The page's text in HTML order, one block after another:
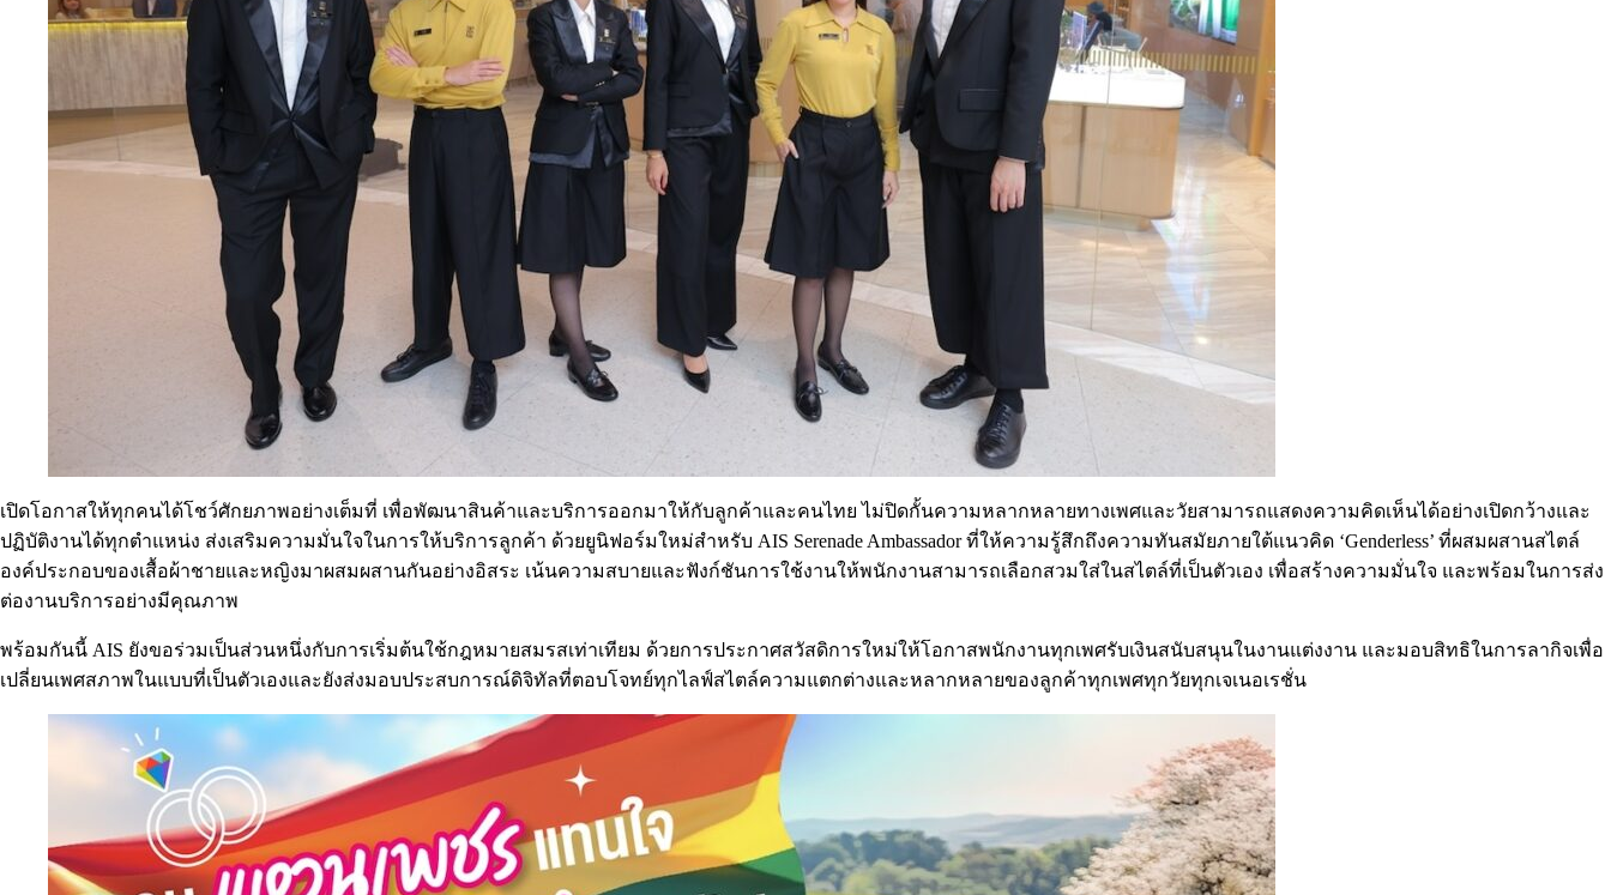
เปิดโอกาสให้ทุกคนได้โชว์ศักยภาพอย่างเต็มที่ เพื่อพัฒนาสินค้าและบริการออกมาให้กับลูกค้าและคนไทย ไม่ปิดกั้นความหลากหลายทางเพศและวัยสามารถแสดงความคิดเห็นได้อย่างเปิดกว้างและ
ปฏิบัติงานได้ทุกตำแหน่ง ส่งเสริมความมั่นใจในการให้บริการลูกค้า ด้วยยูนิฟอร์มใหม่สำหรับ AIS Serenade Ambassador ที่ให้ความรู้สึกถึงความทันสมัยภายใต้แนวคิด ‘Genderless’ ที่ผสมผสานสไตล์
องค์ประกอบของเสื้อผ้าชายและหญิงมาผสมผสานกันอย่างอิสระ เน้นความสบายและฟังก์ชันการใช้งานให้พนักงานสามารถเลือกสวมใส่ในสไตล์ที่เป็นตัวเอง เพื่อสร้างความมั่นใจ และพร้อมในการส่ง
ต่องานบริการอย่างมีคุณภาพ
พร้อมกันนี้ AIS ยังขอร่วมเป็นส่วนหนึ่งกับการเริ่มต้นใช้กฎหมายสมรสเท่าเทียม ด้วยการประกาศสวัสดิการใหม่ให้โอกาสพนักงานทุกเพศรับเงินสนับสนุนในงานแต่งงาน และมอบสิทธิในการลากิจเพื่อ
เปลี่ยนเพศสภาพในแบบที่เป็นตัวเองและยังส่งมอบประสบการณ์ดิจิทัลที่ตอบโจทย์ทุกไลฟ์สไตล์ความแตกต่างและหลากหลายของลูกค้าทุกเพศทุกวัยทุกเจเนอเรชั่น